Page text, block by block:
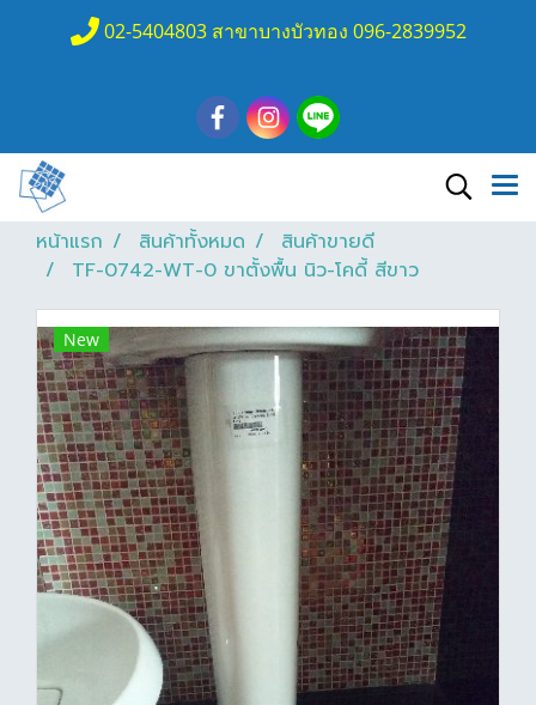
02-5404803 สาขาบางบัวทอง 096-2839952
หน้าแรก สินค้าทั้งหมด
สินค้าขายดี
TF-0742-WT-0 ขาตั้งพื้น นิว-โคดี้ สีขาว
New